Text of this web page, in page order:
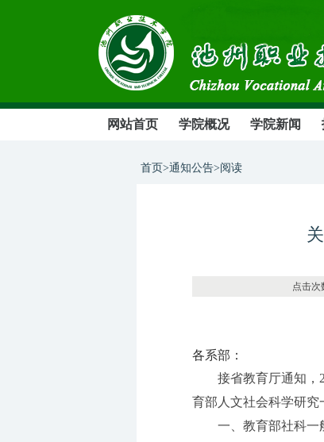
网站首页 学院概况 学院新闻
首页>通知公告>阅读
点
各系部：
接省教育厅通知，
育部人文社会科学研究
一、教育部社科一